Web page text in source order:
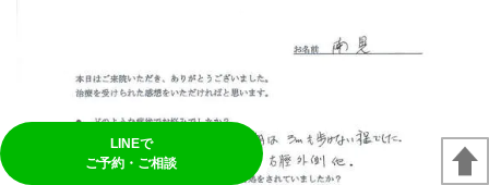
LINEで
ご予約・ご相談